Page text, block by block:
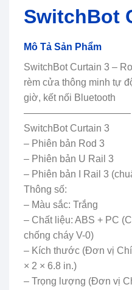
SwitchBot
Mô Tả Sản Phẩm
SwitchBot Curtain 3 –
rèm cửa thông minh tự
giờ, kết nối Bluetooth
———————————
SwitchBot Curtain 3
– Phiên bản Rod 3
– Phiên bản U Rail 3
– Phiên bản I Rail 3
Thông số:
– Màu sắc: Trắng
– Chất liệu: ABS + PC
chống cháy V-0)
– Kích thước (Đơn vị
× 2 × 6.8 in.)
– Trọng lượng (Đơn vị